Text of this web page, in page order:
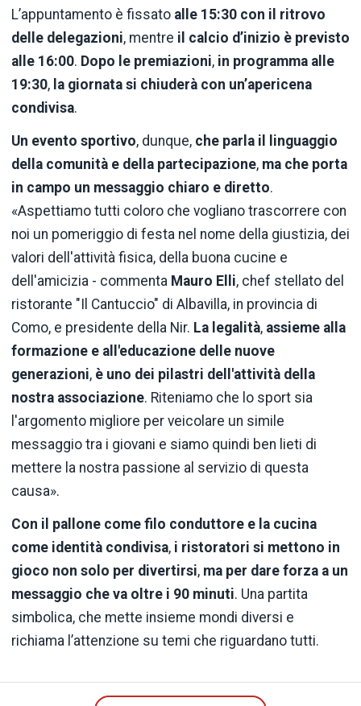
L’appuntamento è fissato alle 15:30 con il ritrovo
delle delegazioni, mentre il calcio d’inizio è previsto
alle 16:00. Dopo le premiazioni, in programma alle
19:30, la giornata si chiuderà con un’apericena
condivisa.
Un evento sportivo, dunque, che parla il linguaggio
della comunità e della partecipazione, ma che porta
in campo un messaggio chiaro e diretto.
«Aspettiamo tutti coloro che vogliano trascorrere con
noi un pomeriggio di festa nel nome della giustizia, dei
valori dell'attività fisica, della buona cucine e
dell'amicizia - commenta Mauro Elli, chef stellato del
ristorante "Il Cantuccio" di Albavilla, in provincia di
Como, e presidente della Nir. La legalità, assieme alla
formazione e all'educazione delle nuove
generazioni, è uno dei pilastri dell'attività della
nostra associazione. Riteniamo che lo sport sia
l'argomento migliore per veicolare un simile
messaggio tra i giovani e siamo quindi ben lieti di
mettere la nostra passione al servizio di questa
causa».
Con il pallone come filo conduttore e la cucina
come identità condivisa, i ristoratori si mettono in
gioco non solo per divertirsi, ma per dare forza a un
messaggio che va oltre i 90 minuti. Una partita
simbolica, che mette insieme mondi diversi e
richiama l’attenzione su temi che riguardano tutti.